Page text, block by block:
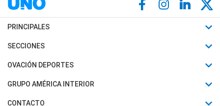
PRINCIPALES
Últimas Noticias
Política
SECCIONES
Horóscopo
Motores
OVACIÓN DEPORTES
Fútbol
Mundial
GRUPO AMÉRICA INTERIOR
Canal 7 en Vivo
CONTACTO